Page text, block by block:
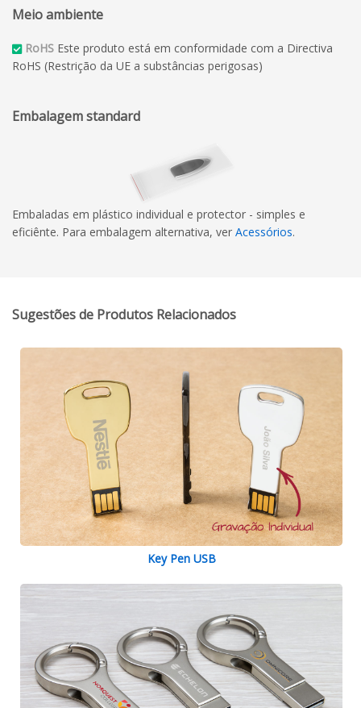
Meio ambiente
RoHS Este produto está em conformidade com a Directiva
RoHS (Restrição da UE a substâncias perigosas)
Embalagem standard
Embaladas em plástico individual e protector - simples e
eficiênte. Para embalagem alternativa, ver Acessórios.
Sugestões de Produtos Relacionados
Key Pen USB